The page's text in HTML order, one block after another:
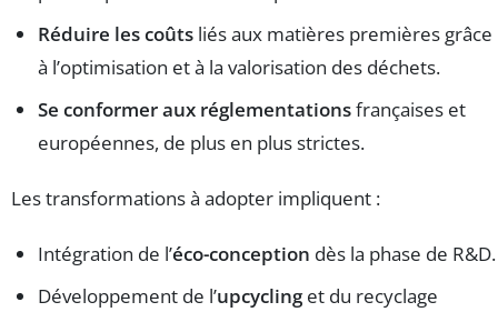
Réduire les coûts liés aux matières premières grâce
à l’optimisation et à la valorisation des déchets.
Se conformer aux réglementationsfrançaises et
européennes, de plus en plus strictes.
Les transformations à adopter impliquent :
Intégration de l’éco-conception dès la phase de R&D.
Développement de l’upcyclinget du recyclage